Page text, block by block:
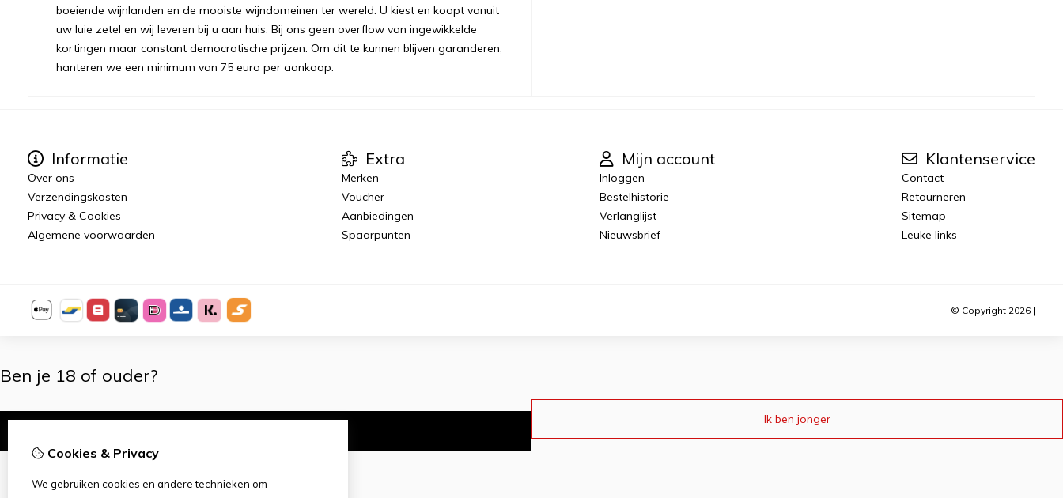
boeiende wijnlanden en de mooiste wijndomeinen ter wereld. U kiest en koopt vanuit
uw luie zetel en wij leveren bij u aan huis. Bij ons geen overflow van ingewikkelde
kortingen maar constant democratische prijzen. Om dit te kunnen blijven garanderen,
hanteren we een minimum van 75 euro per aankoop.
Informatie
Over ons
Verzendingskosten
Privacy & Cookies
Algemene voorwaarden
Extra
Merken
Voucher
Aanbiedingen
Spaarpunten
Mijn account
Inloggen
Bestelhistorie
Verlanglijst
Nieuwsbrief
Klantenservice
Contact
Retourneren
Sitemap
Leuke links
© Copyright 2026 |
Cookies & Privacy
We gebruiken cookies en andere technieken om
Ben je 18 of ouder?
Ik ben jonger